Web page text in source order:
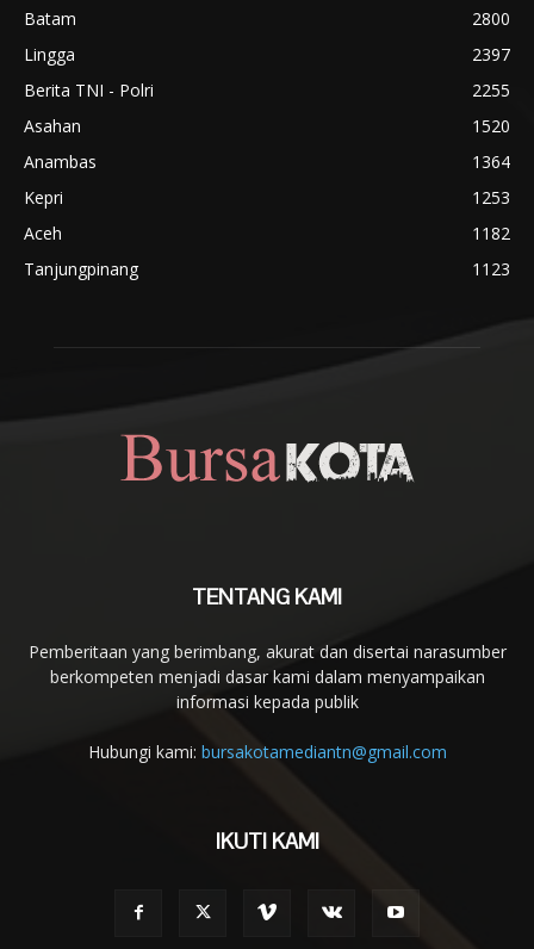
Batam
2800
Lingga
2397
Berita TNI - Polri
2255
Asahan
1520
Anambas
1364
Kepri
1253
Aceh
1182
Tanjungpinang
1123
TENTANG KAMI
Pemberitaan yang berimbang, akurat dan disertai narasumber
berkompeten menjadi dasar kami dalam menyampaikan
informasi kepada publik
Hubungi kami: bursakotamediantn@gmail.com
IKUTI KAMI